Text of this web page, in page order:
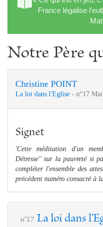
France légalise
Notre Père
Christine POINT
La loi dans l'Eglise - n°17
Signet
'Cette méditation d'un
Détresse'' sur la pauvreté si
compléter l'ensemble des
précédent numéro consacré à
n°17 La loi dans